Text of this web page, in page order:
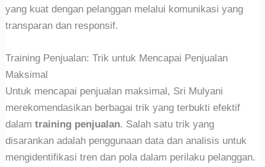
yang kuat dengan pelanggan melalui komunikasi yang
transparan dan responsif.
Training Penjualan: Trik untuk Mencapai Penjualan
Maksimal
Untuk mencapai penjualan maksimal, Sri Mulyani
merekomendasikan berbagai trik yang terbukti efektif
dalamtraining penjualan. Salah satu trik yang
disarankan adalah penggunaan data dan analisis untuk
mengidentifikasi tren dan pola dalam perilaku pelanggan.